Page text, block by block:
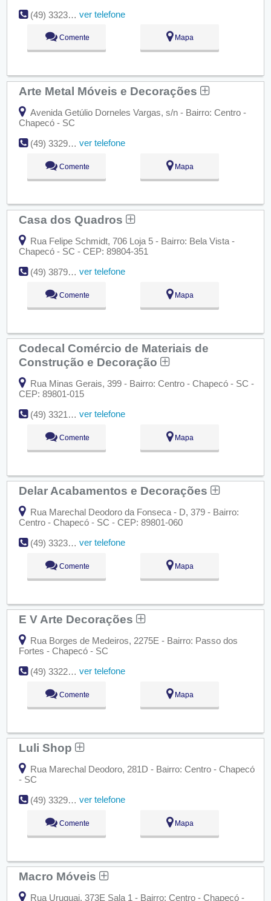
(49) 3323-9050
ver telefone
Comente Mapa
Arte Metal Móveis e Decorações
Avenida Getúlio Dorneles Vargas, s/n - Bairro: Centro -
Chapecó - SC
(49) 3329-5885
ver telefone
Comente Mapa
Casa dos Quadros
Rua Felipe Schmidt, 706 Loja 5 - Bairro: Bela Vista -
Chapecó - SC - CEP: 89804-351
(49) 3879-9001
ver telefone
Comente Mapa
Codecal Comércio de Materiais de
Construção e Decoração
Rua Minas Gerais, 399 - Bairro: Centro - Chapecó - SC -
CEP: 89801-015
(49) 3321-4500
ver telefone
Comente Mapa
Delar Acabamentos e Decorações
Rua Marechal Deodoro da Fonseca - D, 379 - Bairro:
Centro - Chapecó - SC - CEP: 89801-060
(49) 3323-1410
ver telefone
Comente Mapa
E V Arte Decorações
Rua Borges de Medeiros, 2275E - Bairro: Passo dos
Fortes - Chapecó - SC
(49) 3322-3523
ver telefone
Comente Mapa
Luli Shop
Rua Marechal Deodoro, 281D - Bairro: Centro - Chapecó
- SC
(49) 3329-4850
ver telefone
Comente Mapa
Macro Móveis
Rua Uruguai, 373E Sala 1 - Bairro: Centro - Chapecó -